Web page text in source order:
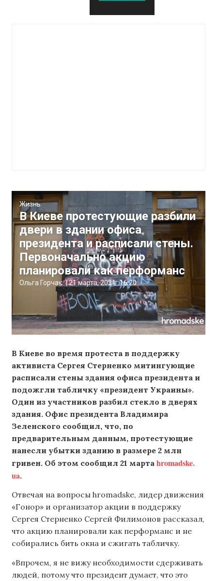
Жизнь
В Киеве протестующие разбили
двери в здании офиса
президента и расписали стены.
Первоначально акцию
планировали как перформанс
Ольга Горчак |21 марта, 2021 16:20
В Киеве во время протеста в поддержку
активиста Сергея Стерненко митингующие
расписали стены здания офиса президента и
подожгли табличку «президент Украины».
Один из участников разбил стекло в дверях
здания. Офис президента Владимира
Зеленского сообщил, что, по
предварительным данным, протестующие
нанесли убытки зданию в размере 2 млн
гривен. Об этом сообщил 21 марта hromadske.
ua.
Отвечая на вопросы hromadske, лидер движения
«Гонор» и организатор акции в поддержку
Сергея Стерненко Сергей Филимонов рассказал,
что акцию планировали как перформанс и не
собирались бить окна и сжигать табличку.
«Впрочем, я не вижу необходимости сдерживать
людей, потому что президент думает, что это